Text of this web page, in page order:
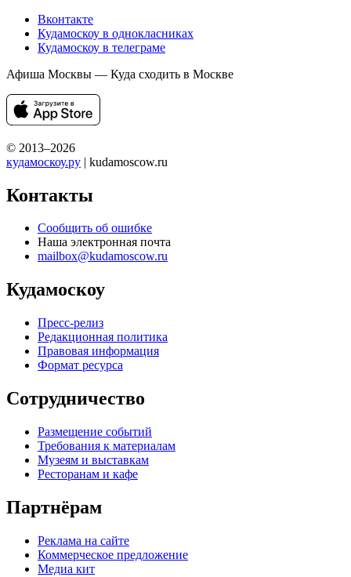
Вконтакте
Кудамоскоу в однокласниках
Кудамоскоу в телеграме
Афиша Москвы — Куда сходить в Москве
© 2013–2026
кудамоскоу.ру | kudamoscow.ru
Контакты
Сообщить об ошибке
Наша электронная почта
mailbox@kudamoscow.ru
Кудамоскоу
Пресс-релиз
Редакционная политика
Правовая информация
Формат ресурса
Сотрудничество
Размещение событий
Требования к материалам
Музеям и выставкам
Ресторанам и кафе
Партнёрам
Реклама на сайте
Коммерческое предложение
Медиа кит